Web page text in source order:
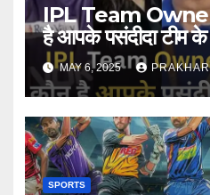
IPL Team Owner
है आपके पसंदीदा टीम के
MAY 6, 2025
SPORTS